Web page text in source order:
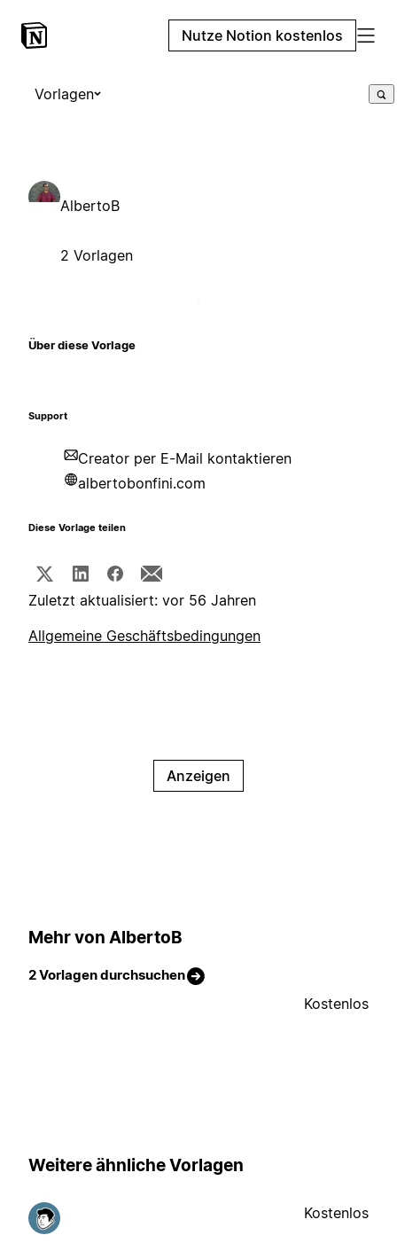
Nutze Notion kostenlos
Vorlagen
AlbertoB
2 Vorlagen
Über diese Vorlage
Support
Creator per E-Mail kontaktieren
albertobonfini.com
Diese Vorlage teilen
Zuletzt aktualisiert: vor 56 Jahren
Allgemeine Geschäftsbedingungen
Anzeigen
Mehr von AlbertoB
2 Vorlagen durchsuchen
Kostenlos
Weitere ähnliche Vorlagen
Kostenlos